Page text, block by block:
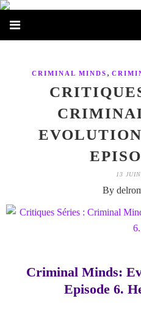
CRIMINAL MINDS ,
13
By
Criminal Minds:
Episode 6.